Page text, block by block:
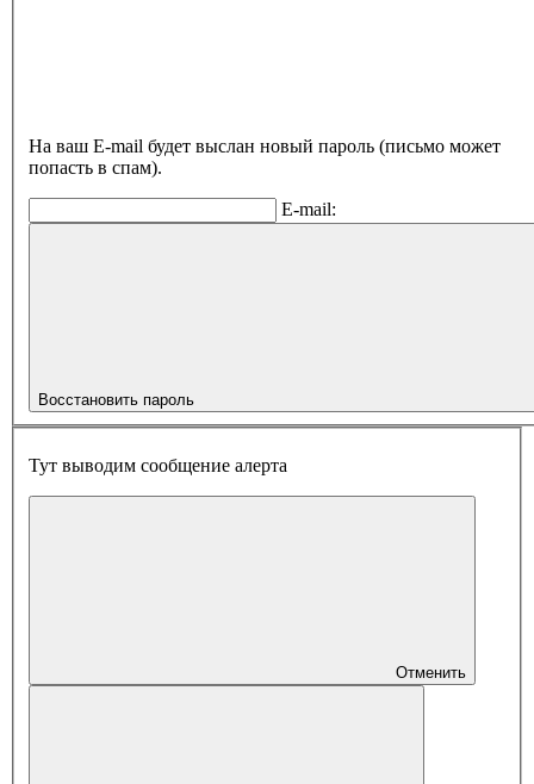
На ваш E-mail будет выслан новый пароль (письмо может
попасть в спам).
E-mail:
Восстановить пароль
Тут выводим сообщение алерта
Отменить